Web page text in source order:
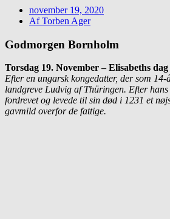
november 19, 2020
AfTorben Ager
Godmorgen Bornholm
Torsdag 19. November – Elisabeths dag
Efter en ungarsk kongedatter, der som
landgreve Ludvig af Thüringen. Efter
fordrevet og levede til sin død i 1231 et
gavmild over­for de fattige.